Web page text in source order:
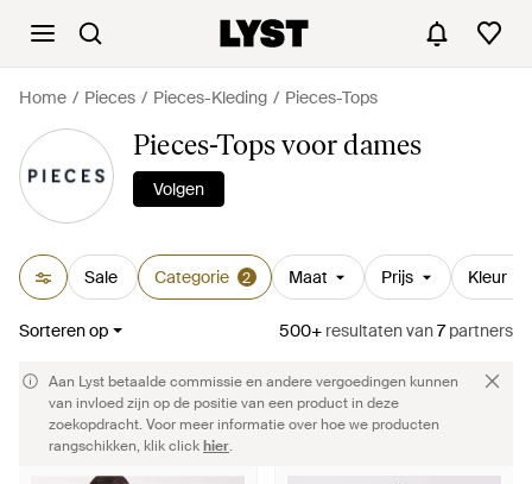
Home Pieces Pieces-Kleding Pieces-Tops
Pieces-Tops voor dames
Volgen
Sale Categorie 2 Maat Prijs Kleur
Sorteren op 500+ resultatenvan7partners
Aan Lyst betaalde commissie en andere vergoedingen kunnen
van invloed zijn op de positie van een product in deze
zoekopdracht. Voor meer informatie over hoe we producten
rangschikken, klik clickhier.